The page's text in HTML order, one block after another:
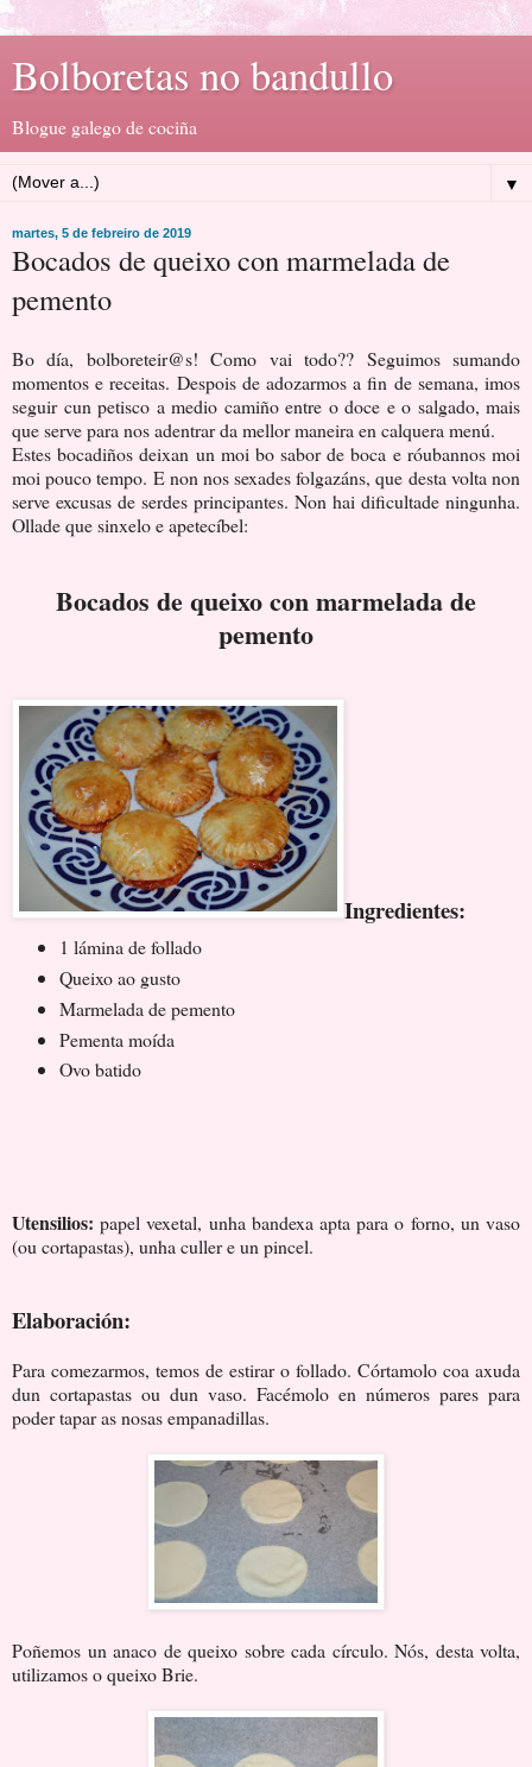
Bolboretas no bandullo
Blogue galego de cociña
▼
martes, 5 de febreiro de 2019
Bocados de queixo con marmelada de
pemento
Bo día, bolboreteir@s! Como vai todo?? Seguimos sumando
momentos e receitas. Despois de adozarmos a fin de semana, imos
seguir cun petisco a medio camiño entre o doce e o salgado, mais
que serve para nos adentrar da mellor maneira en calquera menú.
Estes bocadiños deixan un moi bo sabor de boca e róubannos moi
moi pouco tempo. E non nos sexades folgazáns, que desta volta non
serve excusas de serdes principantes. Non hai dificultade ningunha.
Ollade que sinxelo e apetecíbel:
Bocados de queixo con marmelada de
pemento
Ingredientes:
1 lámina de follado
Queixo ao gusto
Marmelada de pemento
Pementa moída
Ovo batido
Utensilios:papel vexetal, unha bandexa apta para o forno, un vaso
(ou cortapastas), unha culler e un pincel.
Elaboración:
Para comezarmos, temos de estirar o follado. Córtamolo coa axuda
dun cortapastas ou dun vaso. Facémolo en números pares para
poder tapar as nosas empanadillas.
Poñemos un anaco de queixo sobre cada círculo. Nós, desta volta,
utilizamos o queixo Brie.